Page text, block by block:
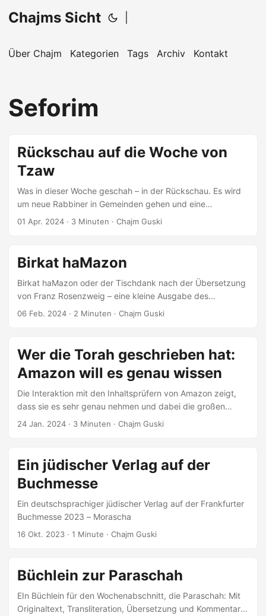
Chajms Sicht
Über Chajm Kategorien Tags Archiv Kontakt
Seforim
Rückschau auf die Woche von
Tzaw
Was in dieser Woche geschah – in der Rückschau. Es wird
um neue Rabbiner in Gemeinden gehen und eine
Talmudübersetzung.
01 Apr. 2024 · 3 Minuten · Chajm Guski
Birkat haMazon
Birkat haMazon oder der Tischdank nach der Übersetzung
von Franz Rosenzweig – eine kleine Ausgabe des
Tischgebets
06 Feb. 2024 · 2 Minuten · Chajm Guski
Wer die Torah geschrieben hat:
Amazon will es genau wissen
Die Interaktion mit den Inhaltsprüfern von Amazon zeigt,
dass sie es sehr genau nehmen und dabei die großen
Fragen stellen.
24 Jan. 2024 · 3 Minuten · Chajm Guski
Ein jüdischer Verlag auf der
Buchmesse
Ein deutschsprachiger jüdischer Verlag auf der Frankfurter
Buchmesse 2023 – Morascha
16 Okt. 2023 · 1 Minute · Chajm Guski
Büchlein zur Paraschah
EIn Büchlein für den Wochenabschnitt, die Paraschah: Mit
Originaltext, Transliteration, Übersetzung und Kommentar.